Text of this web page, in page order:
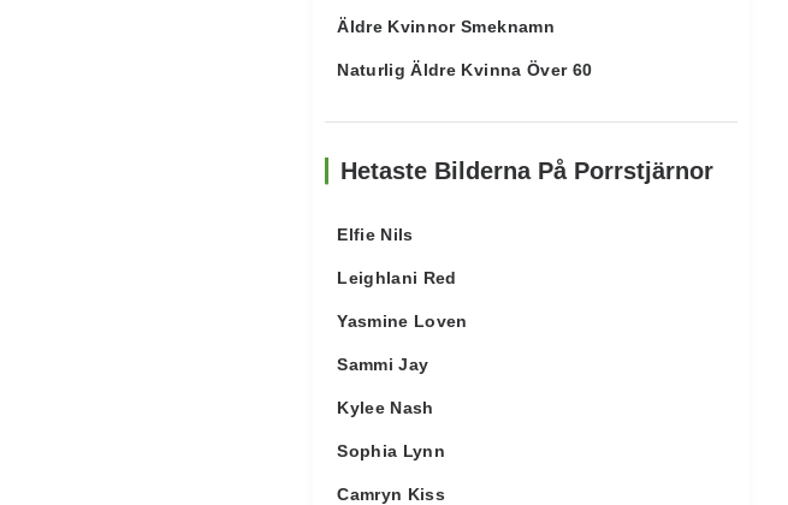
Äldre Kvinnor Smeknamn
Naturlig Äldre Kvinna Över 60
Hetaste Bilderna På Porrstjärnor
Elfie Nils
Leighlani Red
Yasmine Loven
Sammi Jay
Kylee Nash
Sophia Lynn
Camryn Kiss